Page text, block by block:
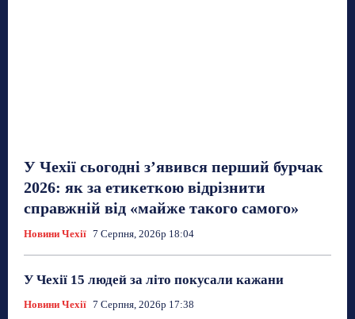
У Чехії сьогодні з’явився перший бурчак
2026: як за етикеткою відрізнити
справжній від «майже такого самого»
Новини Чехії 7 Серпня, 2026р 18:04
У Чехії 15 людей за літо покусали кажани
Новини Чехії 7 Серпня, 2026р 17:38